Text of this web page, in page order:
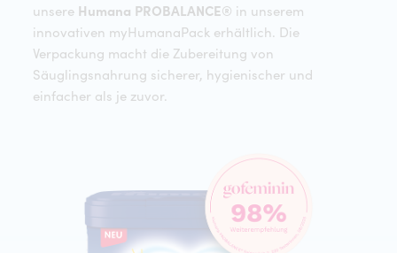
unsere Humana PROBALANCE® in unserem
innovativen myHumanaPack erhältlich. Die
Verpackung macht die Zubereitung von
Säuglingsnahrung sicherer, hygienischer und
einfacher als je zuvor.